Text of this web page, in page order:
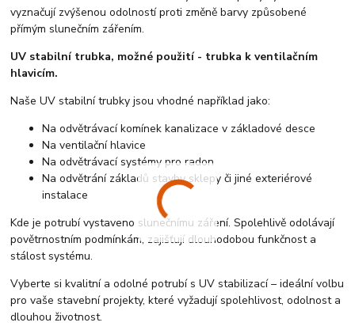
vyznačují zvýšenou odolností proti změně barvy způsobené
přímým slunečním zářením.
UV stabilní trubka, možné použití - trubka k ventilačním
hlavicím.
Naše UV stabilní trubky jsou vhodné například jako:
Na odvětrávací komínek kanalizace v základové desce
Na ventilační hlavice
Na odvětrávací systémy pro radon
Na odvětrání základů stavby sklepy či jiné exteriérové
instalace
Kde je potrubí vystaveno slunečnímu záření. Spolehlivě odolávají
povětrnostním podmínkám, zajišťují dlouhodobou funkčnost a
stálost systému.
Vyberte si kvalitní a odolné potrubí s UV stabilizací – ideální volbu
pro vaše stavební projekty, které vyžadují spolehlivost, odolnost a
dlouhou životnost.